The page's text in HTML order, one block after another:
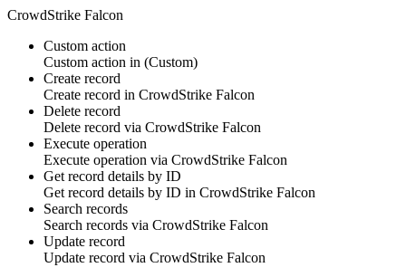
CrowdStrike Falcon
Custom action
Custom action in (Custom)
Create record
Create record in CrowdStrike Falcon
Delete record
Delete record via CrowdStrike Falcon
Execute operation
Execute operation via CrowdStrike Falcon
Get record details by ID
Get record details by ID in CrowdStrike Falcon
Search records
Search records via CrowdStrike Falcon
Update record
Update record via CrowdStrike Falcon